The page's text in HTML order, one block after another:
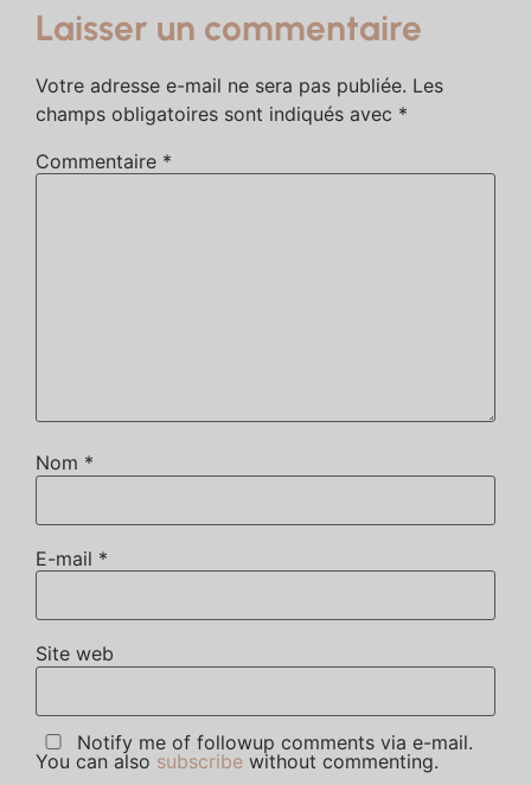
Laisser un commentaire
Votre adresse e-mail ne sera pas publiée. Les
champs obligatoires sont indiqués avec *
Commentaire *
Nom *
E-mail *
Site web
Notify me of followup comments via e-mail.
You can also subscribe without commenting.